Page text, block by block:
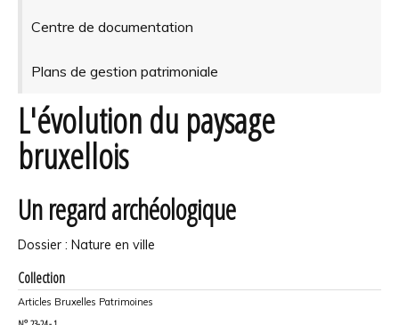
Centre de documentation
Plans de gestion patrimoniale
L'évolution du paysage
bruxellois
Un regard archéologique
Dossier : Nature en ville
Collection
Articles Bruxelles Patrimoines